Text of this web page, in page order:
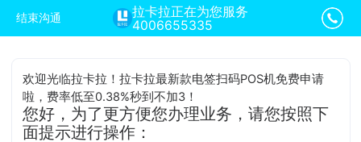
结束沟通
拉卡拉正在为您服务
4006655335
欢迎光临拉卡拉！拉卡拉最新款电签扫码POS机免费申请
啦，费率低至0.38%秒到不加3！
您好，为了更方便您办理业务，请您按照下
面提示进行操作：